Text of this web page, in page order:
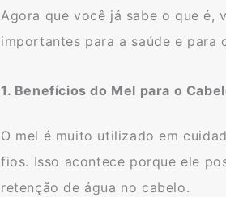
Agora que você já sabe o que é,
importantes para a saúde e para
1. Benefícios do Mel para o
O mel é muito utilizado em
fios. Isso acontece porque ele
retenção de água no cabelo.